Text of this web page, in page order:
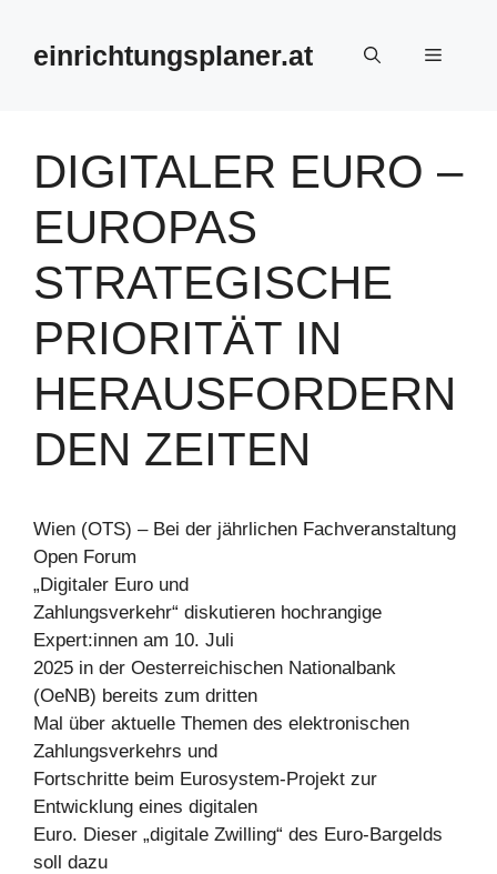
springeneinrichtungsplaner.at Menü
DIGITALER EURO –
EUROPAS
STRATEGISCHE
PRIORITÄT IN
HERAUSFORDERN
DEN ZEITEN
Wien (OTS) – Bei der jährlichen Fachveranstaltung
Open Forum
„Digitaler Euro und
Zahlungsverkehr“ diskutieren hochrangige
Expert:innen am 10. Juli
2025 in der Oesterreichischen Nationalbank
(OeNB) bereits zum dritten
Mal über aktuelle Themen des elektronischen
Zahlungsverkehrs und
Fortschritte beim Eurosystem-Projekt zur
Entwicklung eines digitalen
Euro. Dieser „digitale Zwilling“ des Euro-Bargelds
soll dazu